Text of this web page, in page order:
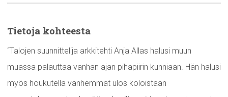
Tietoja kohteesta
“Talojen suunnittelija arkkitehti Anja Allas halusi muun
muassa palauttaa vanhan ajan pihapiirin kunniaan. Hän halusi
myös houkutella vanhemmat ulos koloistaan